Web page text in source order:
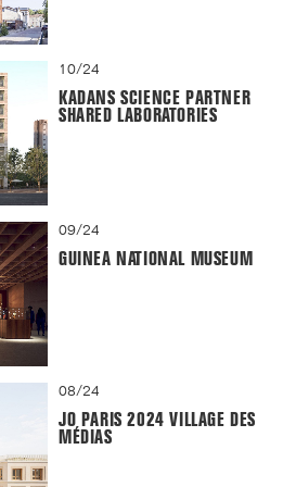
10/24
KADANS SCIENCE PARTNER
SHARED LABORATORIES
09/24
GUINEA NATIONAL MUSEUM
08/24
JO PARIS 2024 VILLAGE DES
MÉDIAS